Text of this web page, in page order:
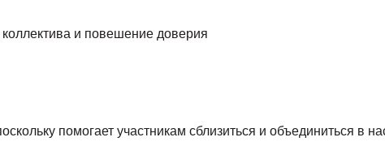
и повешение доверия
помогает участникам сблизиться и объединиться в